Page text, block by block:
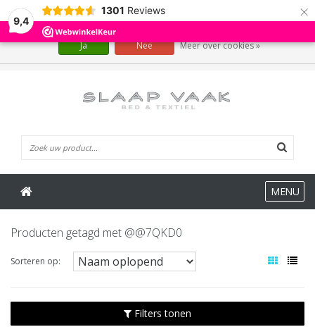
9,4
1301 Reviews ×
MENU
Producten getagd met @@7QKD0
Sorteren op:
Filters tonen
Wij slaan cookies op om onze website te verbeteren. Is dat akkoord?
Ja Nee Meer over cookies »